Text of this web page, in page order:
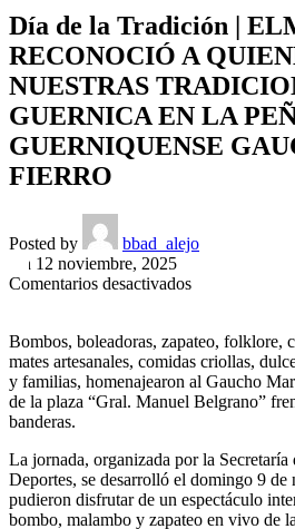
Día de la Tradición |
RECONOCIÓ A
NUESTRAS
GUERNICA EN LA
GUERNIQUENSE
FIERRO
Posted by
bbad_alejo
On 12 noviembre, 2025
Comentarios desactivadosen
la
Tradición
|
QUIENES
DIFUNDEN
NUESTRAS
Bombos, boleadoras, zapateo, folklore,
mates artesanales, comidas criollas,
y familias, homenajearon al Gaucho
de la plaza “Gral. Manuel Belgrano”
banderas.
La jornada, organizada por la
Deportes, se desarrolló el domingo 9
pudieron disfrutar de un espectáculo
bombo, malambo y zapateo en vivo de